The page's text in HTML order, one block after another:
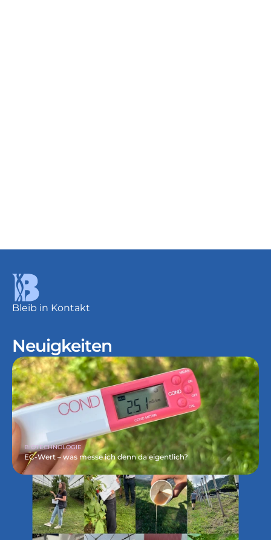
Neuigkeiten
BIOTECHNOLOGIE
EC-Wert – was messe ich denn da eigentlich?
Bleib in Kontakt